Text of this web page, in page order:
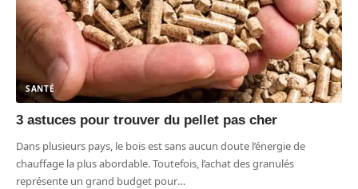
SANTÉ
3 astuces pour trouver du pellet pas cher
Dans plusieurs pays, le bois est sans aucun doute l’énergie de
chauffage la plus abordable. Toutefois, l’achat des granulés
représente un grand budget pour…